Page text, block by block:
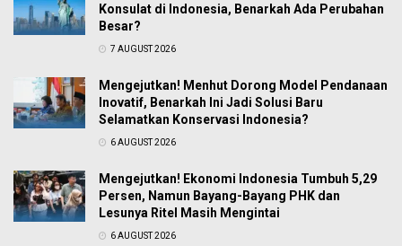
Konsulat di Indonesia, Benarkah Ada Perubahan
Besar?
7 AUGUST 2026
Mengejutkan! Menhut Dorong Model Pendanaan
Inovatif, Benarkah Ini Jadi Solusi Baru
Selamatkan Konservasi Indonesia?
6 AUGUST 2026
Mengejutkan! Ekonomi Indonesia Tumbuh 5,29
Persen, Namun Bayang-Bayang PHK dan
Lesunya Ritel Masih Mengintai
6 AUGUST 2026